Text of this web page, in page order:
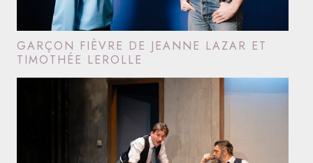
GARÇON FIÈVRE DE JEANNE LAZAR ET
TIMOTHÉE LEROLLE